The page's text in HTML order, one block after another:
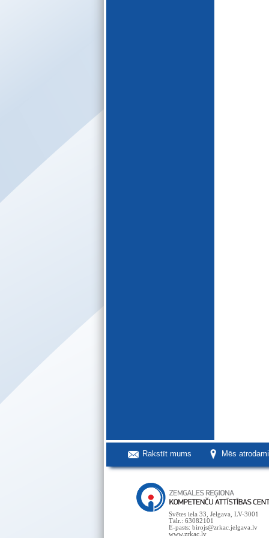
Rakstīt mums Mēs
Svētes iela 33, Jelgava, LV-3001
Tālr.: 63082101
E-pasts: birojs@zrkac.jelgava.lv
www.zrkac.lv